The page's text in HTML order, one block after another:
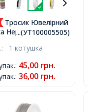
...(УТ100005505)
Тросик Ювелірний
Нержавіюча
близько 10м/
1 котушка
: 45,00 грн.
: 36,00 грн.